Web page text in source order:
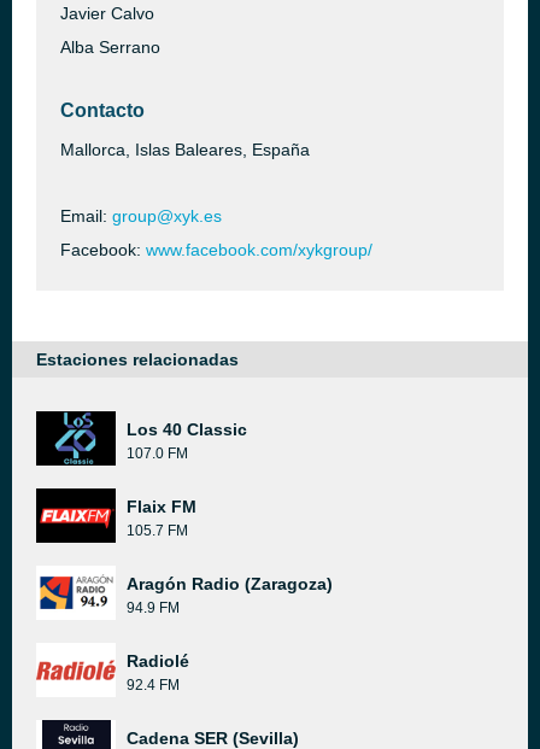
Javier Calvo
Alba Serrano
Contacto
Mallorca, Islas Baleares, España
Email: group@xyk.es
Facebook: www.facebook.com/xykgroup/
Estaciones relacionadas
Los 40 Classic
107.0 FM
Flaix FM
105.7 FM
Aragón Radio (Zaragoza)
94.9 FM
Radiolé
92.4 FM
Cadena SER (Sevilla)